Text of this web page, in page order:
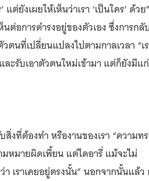
แต่ยังเผยให้เห็นว่าเรา ‘เป็นใคร’ ด้วย”
ต่อการดำรงอยู่ของตัวเอง ซึ่งการกลั
นที่เปลี่ยนแปลงไปตามกาลเวลา “เ
ะรับเอาตัวตนใหม่เข้ามา แต่ก็ยังมีแ
งที่ต้องทำ หรืองานของเรา “ความท
มหมายผิดเพี้ยน แต่ไดอารี่ แม้จะไม่
เราเคยอยู่ตรงนั้น” นอกจากนั้นแล้ว